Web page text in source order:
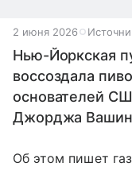
2 июня 2026
Нью-Йоркская
воссоздала
основателей
Джорджа
Об этом пишет